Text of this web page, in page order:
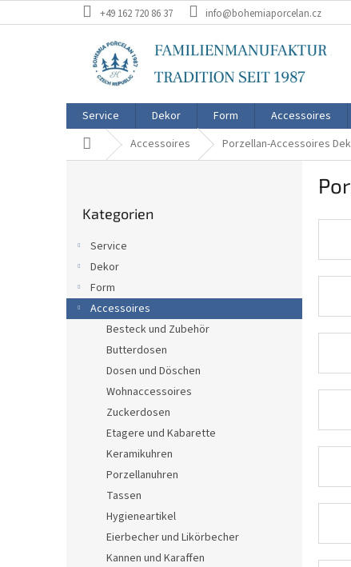
Inhalt
+49 162 720 86 37 info@bohemiaporcelan.cz
Service Dekor Form Accessoires
StartseiteAccessoires Porzellan-Accessoires
überspringen
Kategorien
Service
Dekor
Form
Accessoires
Besteck und Zubehör
Butterdosen
Dosen und Döschen
Wohnaccessoires
Zuckerdosen
Etagere und Kabarette
Keramikuhren
Porzellanuhren
Tassen
Hygieneartikel
Eierbecher und Likörbecher
Kannen und Karaffen